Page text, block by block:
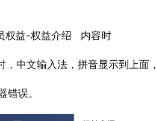
权益-权益介绍   内容时
，中文输入法，拼音显示到上面
错误。